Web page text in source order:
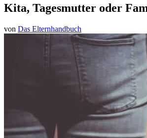
Kita, Tagesmutter oder
von Das Elternhandbuch